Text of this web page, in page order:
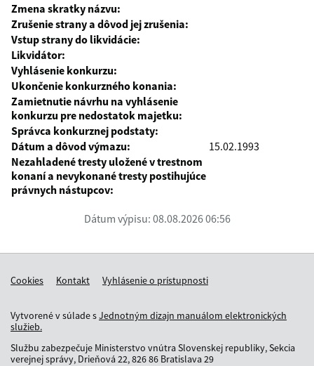
Zmena skratky názvu:
Zrušenie strany a dôvod jej zrušenia:
Vstup strany do likvidácie:
Likvidátor:
Vyhlásenie konkurzu:
Ukončenie konkurzného konania:
Zamietnutie návrhu na vyhlásenie
konkurzu pre nedostatok majetku:
Správca konkurznej podstaty:
Dátum a dôvod výmazu:
15.02.1993
Nezahladené tresty uložené v trestnom
konaní a nevykonané tresty postihujúce
právnych nástupcov:
Dátum výpisu: 08.08.2026 06:56
Cookies Kontakt Vyhlásenie o prístupnosti
Vytvorené v súlade sJednotným dizajn manuálom elektronických
služieb.
Službu zabezpečuje Ministerstvo vnútra Slovenskej republiky, Sekcia
verejnej správy, Drieňová 22, 826 86 Bratislava 29